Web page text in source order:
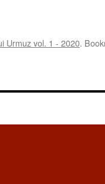
Urmuz vol. 1 - 2020.